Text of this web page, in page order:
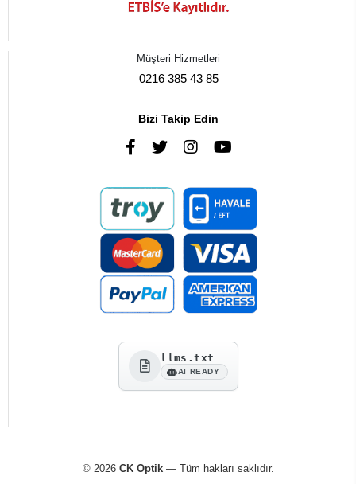
Müşteri Hizmetleri
0216 385 43 85
Bizi Takip Edin
llms.txt
AI READY
© 2026 CK Optik— Tüm hakları saklıdır.